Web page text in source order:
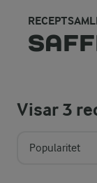
Visar3
Popularitet